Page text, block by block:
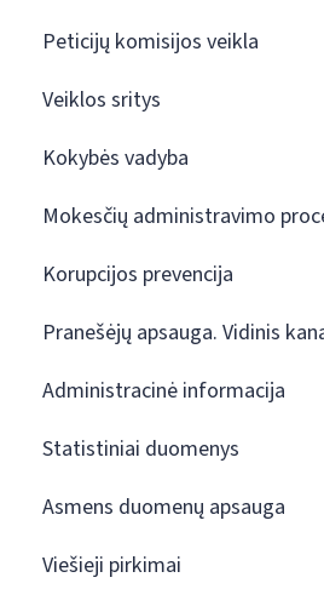
Peticijų komisijos veikla
Veiklos sritys
Kokybės vadyba
Mokesčių administravimo
Korupcijos prevencija
Pranešėjų apsauga. Vidinis
Administracinė informacija
Statistiniai duomenys
Asmens duomenų apsauga
Viešieji pirkimai